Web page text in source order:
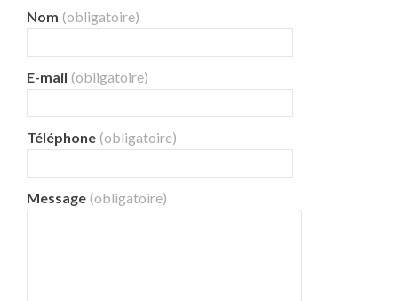
Nom (obligatoire)
E-mail (obligatoire)
Téléphone (obligatoire)
Message (obligatoire)